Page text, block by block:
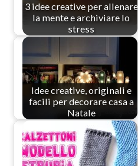
3 idee creative per allenare
la mente e archiviare lo
stress
Idee creative, originali e
facili per decorare casa a
Natale